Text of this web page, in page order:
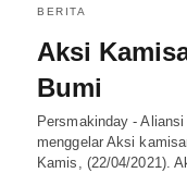
BERITA
Aksi
Bumi
Persmakinday -
menggelar Aksi
Kamis, (22/04/2021).